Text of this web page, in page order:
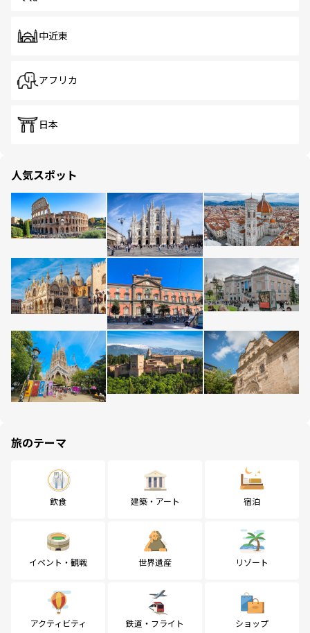
中近東
アフリカ
日本
人気スポット
旅のテーマ
飲食 建築・アート 宿泊
イベント・観戦 世界遺産 リゾート
アクティビティ 鉄道・フライト ショップ